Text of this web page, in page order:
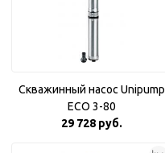
Скважинный насос Unipump
ECO 3-80
29 728 руб.